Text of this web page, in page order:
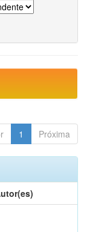
1 Próxima